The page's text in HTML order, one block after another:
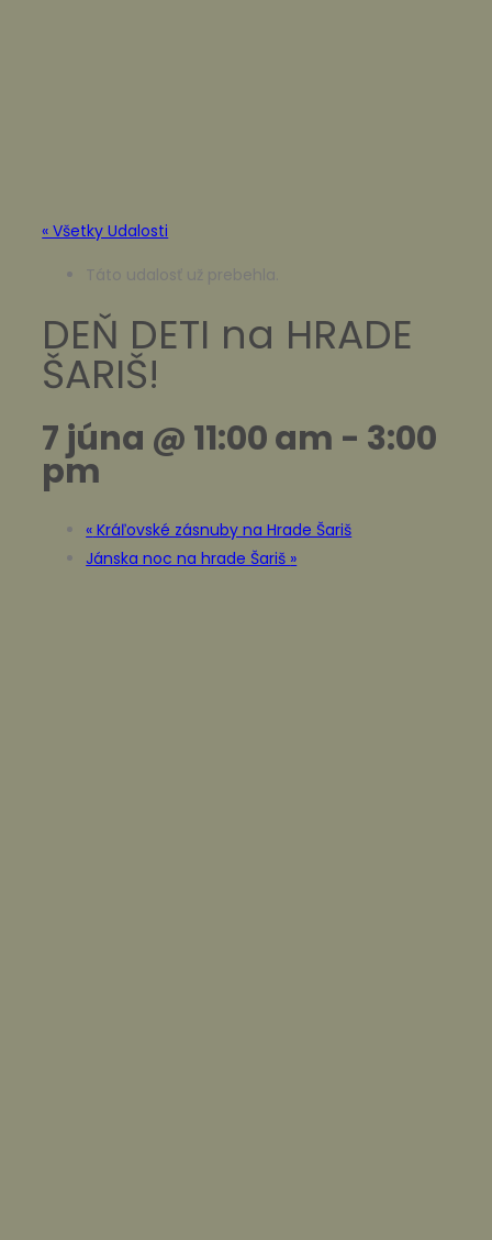
« Všetky Udalosti
DEŇ DETI na HRADE
ŠARIŠ!
7 júna @ 11:00 am - 3:00
pm
« Kráľovské zásnuby na Hrade Šariš
Jánska noc na hrade Šariš »